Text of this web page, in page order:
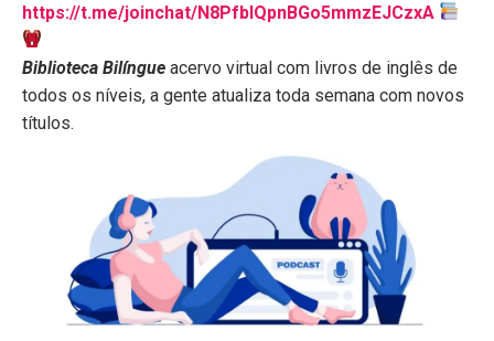
https://t.me/joinchat/N8PfblQpnBGo5mmzEJCzxA
Biblioteca Bilíngue acervo virtual com livros de inglês de
todos os níveis, a gente atualiza toda semana com novos
títulos.